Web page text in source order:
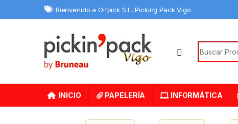
Skip to navigation
Skip to content Bienvenido a Oifpick S.L, Picking Pack Vigo
Search for:
INICIO PAPELERÍA INFORMÁTICA